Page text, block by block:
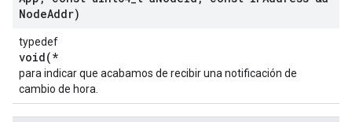
NodeAddr)
typedef
void(*
para indicar que acabamos de recibir una notificación de
cambio de hora.